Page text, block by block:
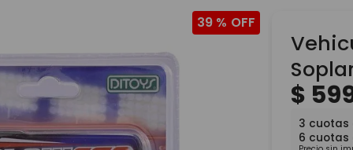
39 %
$
3 cuotas
6 cuotas